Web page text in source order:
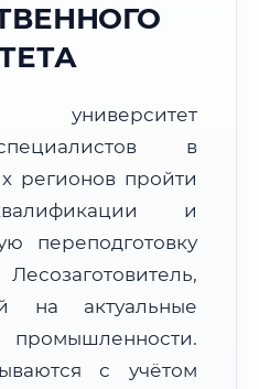
г. Фергана
150100–150130
UTC+5
Дистанционно
университет
в
регионов пройти
и
переподготовку
на актуальные
с учётом